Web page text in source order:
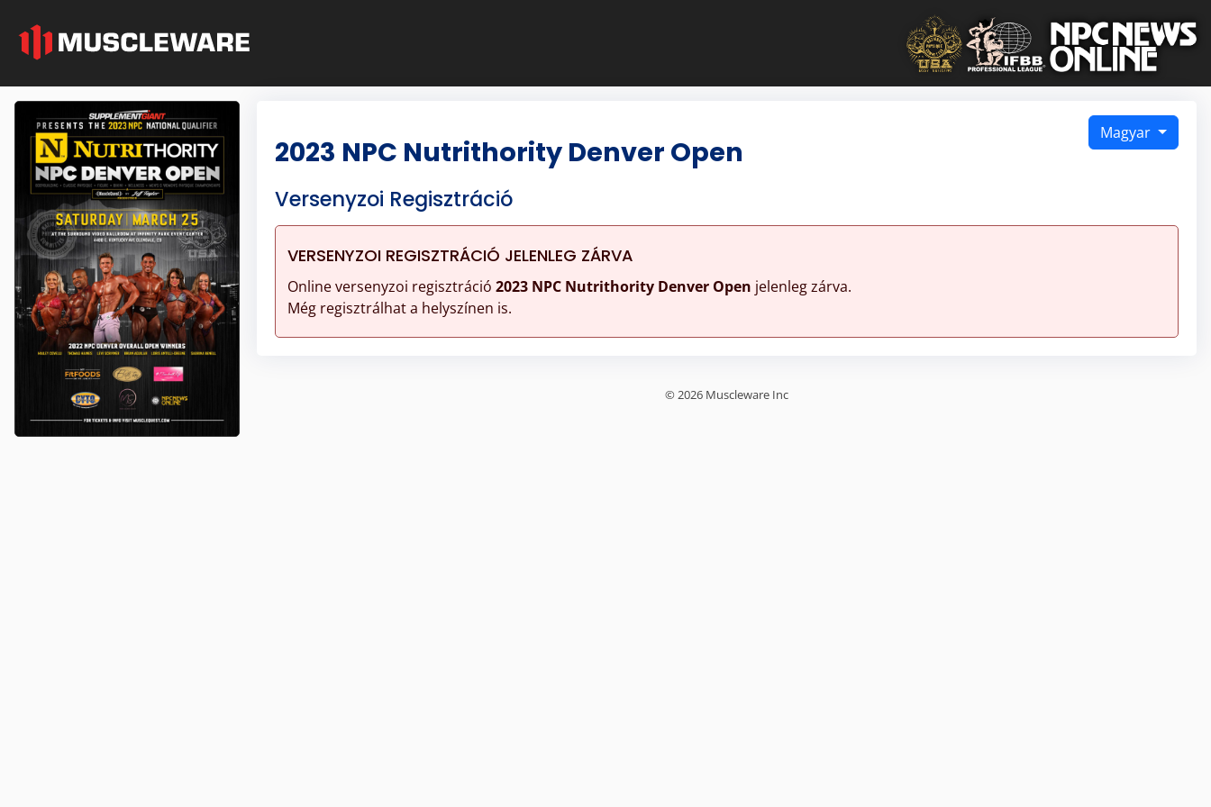
Magyar
2023 NPC Nutrithority Denver Open
Versenyzoi Regisztráció
VERSENYZOI REGISZTRÁCIÓ JELENLEG ZÁRVA
Online versenyzoi regisztráció 2023 NPC Nutrithority Denver Open jelenleg zárva.
Még regisztrálhat a helyszínen is.
© 2026 Muscleware Inc